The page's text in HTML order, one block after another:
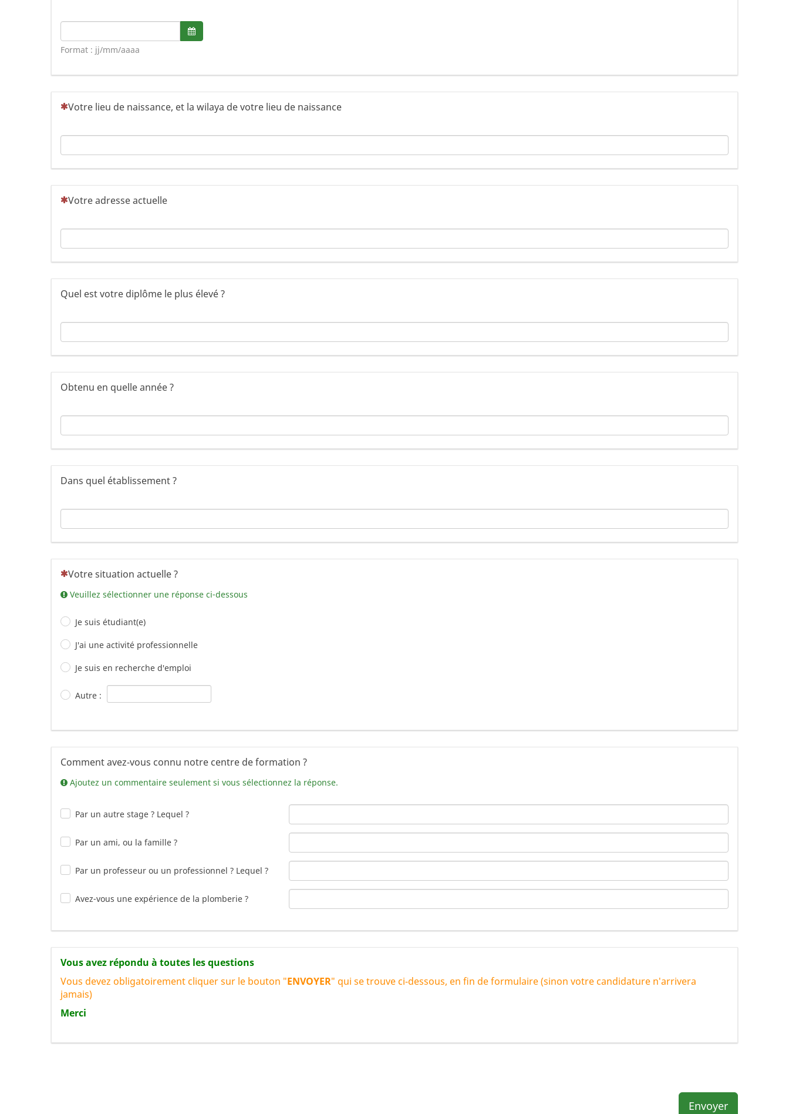
Format de date : jj/mm/aaaa
Ouvrir le sélecteur de date/heure
Format : jj/mm/aaaa
(Cette question est obligatoire)
Votre lieu de naissance, et la wilaya de votre lieu de naissance
(Cette question est obligatoire)
Votre adresse actuelle
Quel est votre diplôme le plus élevé ?
Obtenu en quelle année ?
Dans quel établissement ?
(Cette question est obligatoire)
Votre situation actuelle ?
Veuillez sélectionner une réponse ci-dessous
Je suis étudiant(e)
J'ai une activité professionnelle
Je suis en recherche d'emploi
Autre :
Comment avez-vous connu notre centre de formation ?
Ajoutez un commentaire seulement si vous sélectionnez la réponse.
Par un autre stage ? Lequel ?
Par un ami, ou la famille ?
Par un professeur ou un professionnel ? Lequel ?
Avez-vous une expérience de la plomberie ?
Vous avez répondu à toutes les questions
Vous devez obligatoirement cliquer sur le bouton "ENVOYER" qui se trouve ci-dessous, en fin de formulaire (sinon votre candidature n'arrivera
jamais)
Merci
Envoyer